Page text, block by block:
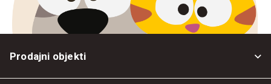
Prodajni objekti